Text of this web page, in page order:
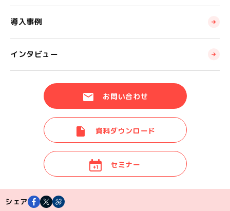
導入事例
インタビュー
お問い合わせ
資料ダウンロード
セミナー
シェア